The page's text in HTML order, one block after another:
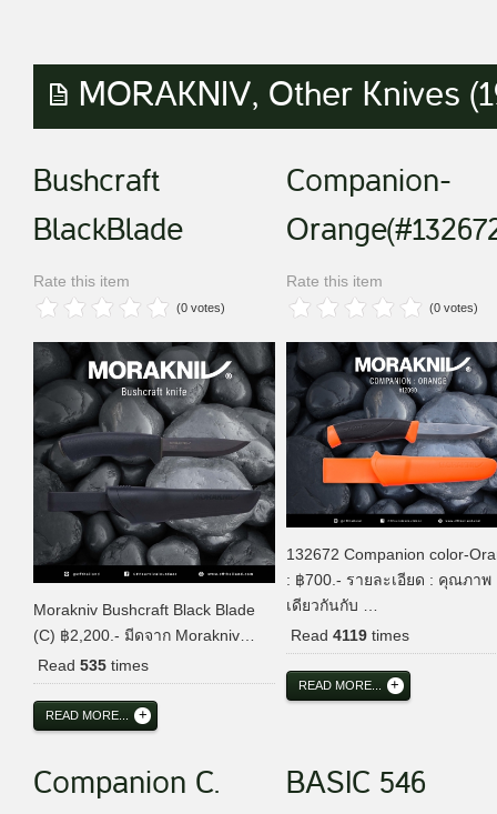
MORAKNIV, Other Knives
Bushcraft
BlackBlade
Rate this item
(0 votes)
Morakniv Bushcraft Black Blade
(C) ฿2,200.- มีดจาก Morakniv…
Read 535 times
READ MORE...
Companion-
Rate this item
(0 votes)
132672 Companion color-
: ฿700.- รายละเอียด : คุณภาพ
เดียวกันกับ …
Read 4119times
READ MORE...
Companion C.
BASIC 546